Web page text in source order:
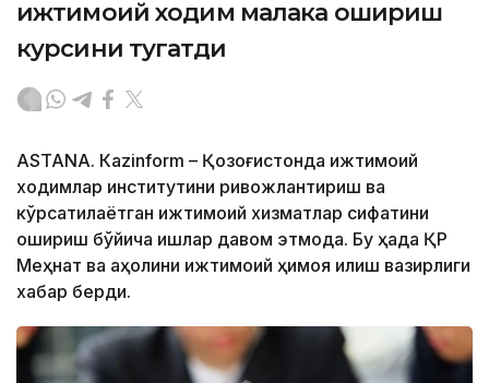
ижтимоий ходим малака ошириш
курсини тугатди
ASTANА. Кazinform – Қозоғистонда ижтимоий
ходимлар институтини ривожлантириш ва
кўрсатилаётган ижтимоий хизматлар сифатини
ошириш бўйича ишлар давом этмоқда. Бу ҳақда ҚР
Меҳнат ва аҳолини ижтимоий ҳимоя қилиш вазирлиги
хабар берди.